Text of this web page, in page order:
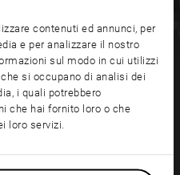
contenuti ed annunci, per
e per analizzare il nostro
sul modo in cui utilizzi
si occupano di analisi dei
i quali potrebbero
che hai fornito loro o che
loro servizi.